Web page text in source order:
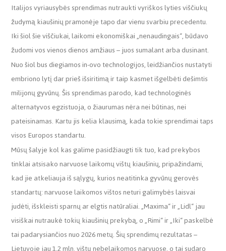
Italijos vyriausybės sprendimas nutraukti vyriškos lyties viščiukų
žudymą kiaušinių pramonėje tapo dar vienu svarbiu precedentu.
Iki šiol šie viščiukai, laikomi ekonomiškai „nenaudingais“, būdavo
žudomi vos vienos dienos amžiaus – juos sumalant arba dusinant.
Nuo šiol bus diegiamos in-ovo technologijos, leidžiančios nustatyti
embriono lytį dar prieš išsiritimą ir taip kasmet išgelbėti dešimtis
milijonų gyvūnų. Šis sprendimas parodo, kad technologinės
alternatyvos egzistuoja, o žiaurumas nėra nei būtinas, nei
pateisinamas. Kartu jis kelia klausimą, kada tokie sprendimai taps
visos Europos standartu.
Mūsų šalyje kol kas galime pasidžiaugti tik tuo, kad prekybos
tinklai atsisako narvuose laikomų vištų kiaušinių, pripažindami,
kad jie atkeliauja iš sąlygų, kurios neatitinka gyvūnų gerovės
standartų: narvuose laikomos vištos neturi galimybės laisvai
judėti, išskleisti sparnų ar elgtis natūraliai. „Maxima“ ir „Lidl“ jau
visiškai nutraukė tokių kiaušinių prekybą, o „Rimi“ ir „Iki“ paskelbė
tai padarysiančios nuo 2026 metų. Šių sprendimų rezultatas –